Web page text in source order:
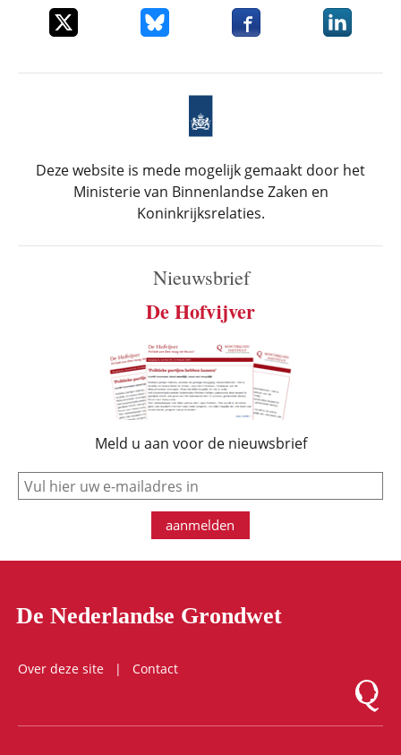
Deel dit item op XDeel dit item op Bluesky
Deel dit item opDeel dit
Deze website is mede mogelijk gemaakt door het
Ministerie van Binnenlandse Zaken en
Koninkrijksrelaties.
Nieuwsbrief
De Hofvijver
Meld u aan voor de nieuwsbrief
e-mail
aanmelden
De Nederlandse Grondwet
Over deze site
Contact
Logo